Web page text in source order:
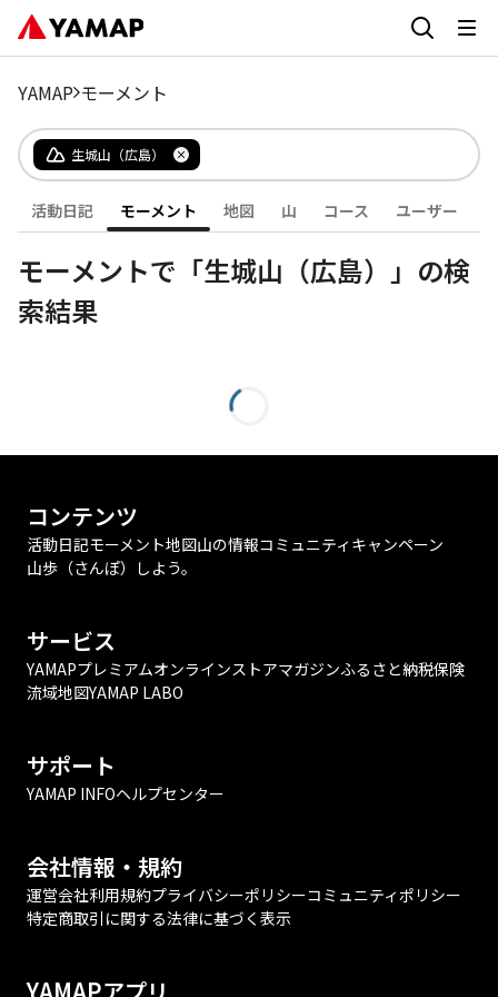
YAMAP モーメント
生城山（広島）
活動日記 モーメント 地図 山 コース ユーザー
モーメントで「生城山（広島）」の検
索結果
コンテンツ
活動日記モーメント地図山の情報コミュニティ キャンペーン
山歩（さんぽ）しよう。
サービス
YAMAPプレミアムオンラインストアマガジンふるさと納税保険
流域地図YAMAP LABO
サポート
YAMAP INFOヘルプセンター
会社情報・規約
運営会社利用規約プライバシーポリシーコミュニティポリシー
特定商取引に関する法律に基づく表示